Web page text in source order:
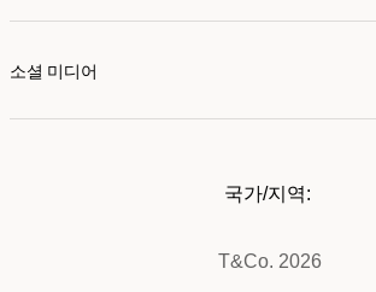
소셜 미디어
T&Co. 2026
국가/지역: